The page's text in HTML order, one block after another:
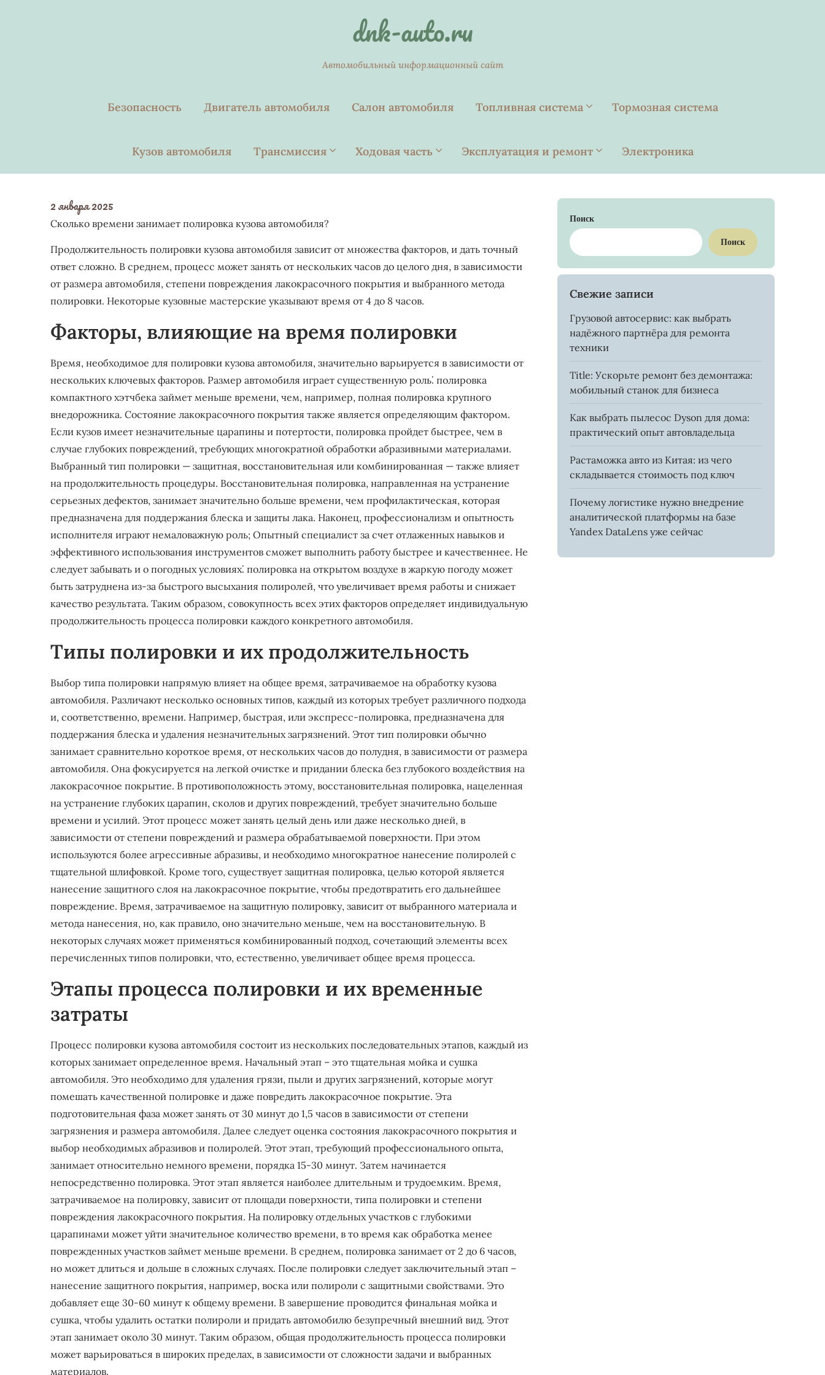
dnk-auto.ru
Автомобильный информационный сайт
Безопасность Двигатель автомобиля Салон автомобиля Топливная система Тормозная система
Кузов автомобиля Трансмиссия Ходовая часть Эксплуатация и ремонт Электроника
2 января 2025
Сколько времени занимает полировка кузова автомобиля?
Продолжительность полировки кузова автомобиля зависит от множества факторов, и дать точный
ответ сложно. В среднем, процесс может занять от нескольких часов до целого дня, в зависимости
от размера автомобиля, степени повреждения лакокрасочного покрытия и выбранного метода
полировки. Некоторые кузовные мастерские указывают время от 4 до 8 часов.
Факторы, влияющие на время полировки
Время, необходимое для полировки кузова автомобиля, значительно варьируется в зависимости от
нескольких ключевых факторов. Размер автомобиля играет существенную роль⁚ полировка
компактного хэтчбека займет меньше времени, чем, например, полная полировка крупного
внедорожника. Состояние лакокрасочного покрытия также является определяющим фактором.
Если кузов имеет незначительные царапины и потертости, полировка пройдет быстрее, чем в
случае глубоких повреждений, требующих многократной обработки абразивными материалами.
Выбранный тип полировки — защитная, восстановительная или комбинированная — также влияет
на продолжительность процедуры. Восстановительная полировка, направленная на устранение
серьезных дефектов, занимает значительно больше времени, чем профилактическая, которая
предназначена для поддержания блеска и защиты лака. Наконец, профессионализм и опытность
исполнителя играют немаловажную роль; Опытный специалист за счет отлаженных навыков и
эффективного использования инструментов сможет выполнить работу быстрее и качественнее. Не
следует забывать и о погодных условиях⁚ полировка на открытом воздухе в жаркую погоду может
быть затруднена из-за быстрого высыхания полиролей, что увеличивает время работы и снижает
качество результата. Таким образом, совокупность всех этих факторов определяет индивидуальную
продолжительность процесса полировки каждого конкретного автомобиля.
Типы полировки и их продолжительность
Выбор типа полировки напрямую влияет на общее время, затрачиваемое на обработку кузова
автомобиля. Различают несколько основных типов, каждый из которых требует различного подхода
и, соответственно, времени. Например, быстрая, или экспресс-полировка, предназначена для
поддержания блеска и удаления незначительных загрязнений. Этот тип полировки обычно
занимает сравнительно короткое время, от нескольких часов до полудня, в зависимости от размера
автомобиля. Она фокусируется на легкой очистке и придании блеска без глубокого воздействия на
лакокрасочное покрытие. В противоположность этому, восстановительная полировка, нацеленная
на устранение глубоких царапин, сколов и других повреждений, требует значительно больше
времени и усилий. Этот процесс может занять целый день или даже несколько дней, в
зависимости от степени повреждений и размера обрабатываемой поверхности. При этом
используются более агрессивные абразивы, и необходимо многократное нанесение полиролей с
тщательной шлифовкой. Кроме того, существует защитная полировка, целью которой является
нанесение защитного слоя на лакокрасочное покрытие, чтобы предотвратить его дальнейшее
повреждение. Время, затрачиваемое на защитную полировку, зависит от выбранного материала и
метода нанесения, но, как правило, оно значительно меньше, чем на восстановительную. В
некоторых случаях может применяться комбинированный подход, сочетающий элементы всех
перечисленных типов полировки, что, естественно, увеличивает общее время процесса.
Этапы процесса полировки и их временные
затраты
Процесс полировки кузова автомобиля состоит из нескольких последовательных этапов, каждый из
которых занимает определенное время. Начальный этап – это тщательная мойка и сушка
автомобиля. Это необходимо для удаления грязи, пыли и других загрязнений, которые могут
помешать качественной полировке и даже повредить лакокрасочное покрытие. Эта
подготовительная фаза может занять от 30 минут до 1,5 часов в зависимости от степени
загрязнения и размера автомобиля. Далее следует оценка состояния лакокрасочного покрытия и
выбор необходимых абразивов и полиролей. Этот этап, требующий профессионального опыта,
занимает относительно немного времени, порядка 15-30 минут. Затем начинается
непосредственно полировка. Этот этап является наиболее длительным и трудоемким. Время,
затрачиваемое на полировку, зависит от площади поверхности, типа полировки и степени
повреждения лакокрасочного покрытия. На полировку отдельных участков с глубокими
царапинами может уйти значительное количество времени, в то время как обработка менее
поврежденных участков займет меньше времени. В среднем, полировка занимает от 2 до 6 часов,
но может длиться и дольше в сложных случаях. После полировки следует заключительный этап –
нанесение защитного покрытия, например, воска или полироли с защитными свойствами. Это
добавляет еще 30-60 минут к общему времени. В завершение проводится финальная мойка и
сушка, чтобы удалить остатки полироли и придать автомобилю безупречный внешний вид. Этот
этап занимает около 30 минут. Таким образом, общая продолжительность процесса полировки
может варьироваться в широких пределах, в зависимости от сложности задачи и выбранных
материалов.
Поиск
Поиск
Свежие записи
Грузовой автосервис: как выбрать
надёжного партнёра для ремонта
техники
Title: Ускорьте ремонт без демонтажа:
мобильный станок для бизнеса
Как выбрать пылесос Dyson для дома:
практический опыт автовладельца
Растаможка авто из Китая: из чего
складывается стоимость под ключ
Почему логистике нужно внедрение
аналитической платформы на базе
Yandex DataLens уже сейчас